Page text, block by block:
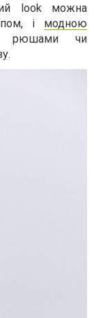
look можна
і модною
рюшами чи